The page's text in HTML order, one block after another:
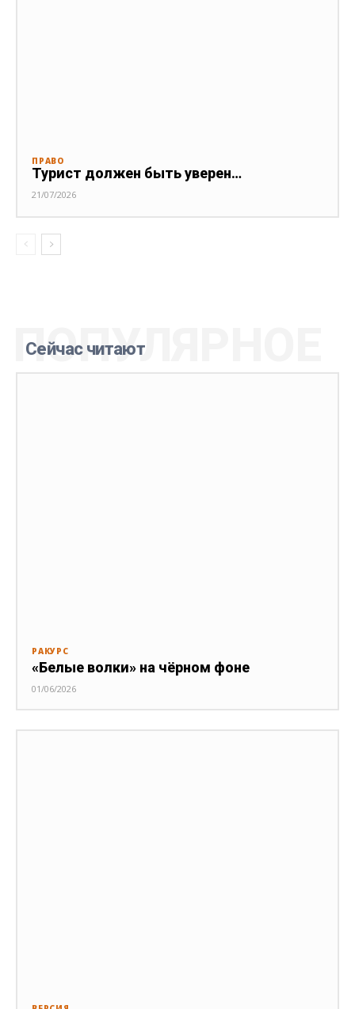
ПРАВО
Турист должен быть уверен…
21/07/2026
Сейчас читают
ПОПУЛЯРНОЕ
РАКУРС
«Белые волки» на чёрном фоне
01/06/2026